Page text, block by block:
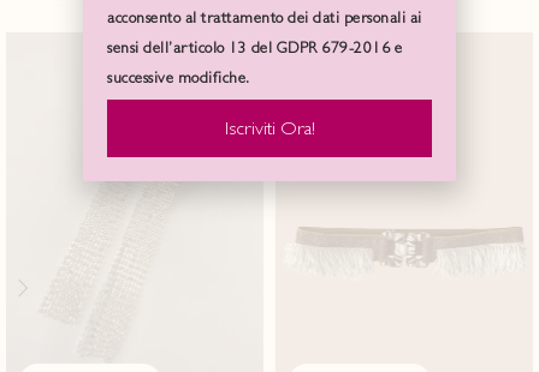
acconsento al trattamento dei dati personali ai
sensi dell’articolo 13 del GDPR 679-2016 e
successive modifiche.
Iscriviti Ora!